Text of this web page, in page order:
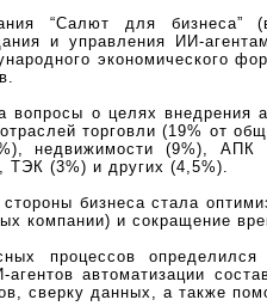
“Салют для бизнеса”
и управления ИИ-
экономического
вопросы о целях внедрения
торговли (19% от
недвижимости (9%), АПК
ТЭК (3%) и других (4,5%).
бизнеса стала
компании) и сокращение
процессов
автоматизации
сверку данных, а также